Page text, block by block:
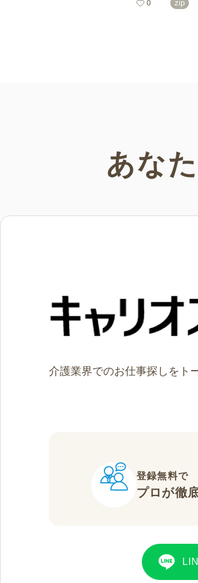
0
もご
zip
あな
介護業界でのお仕事探しをト
登録無料で
プロが徹